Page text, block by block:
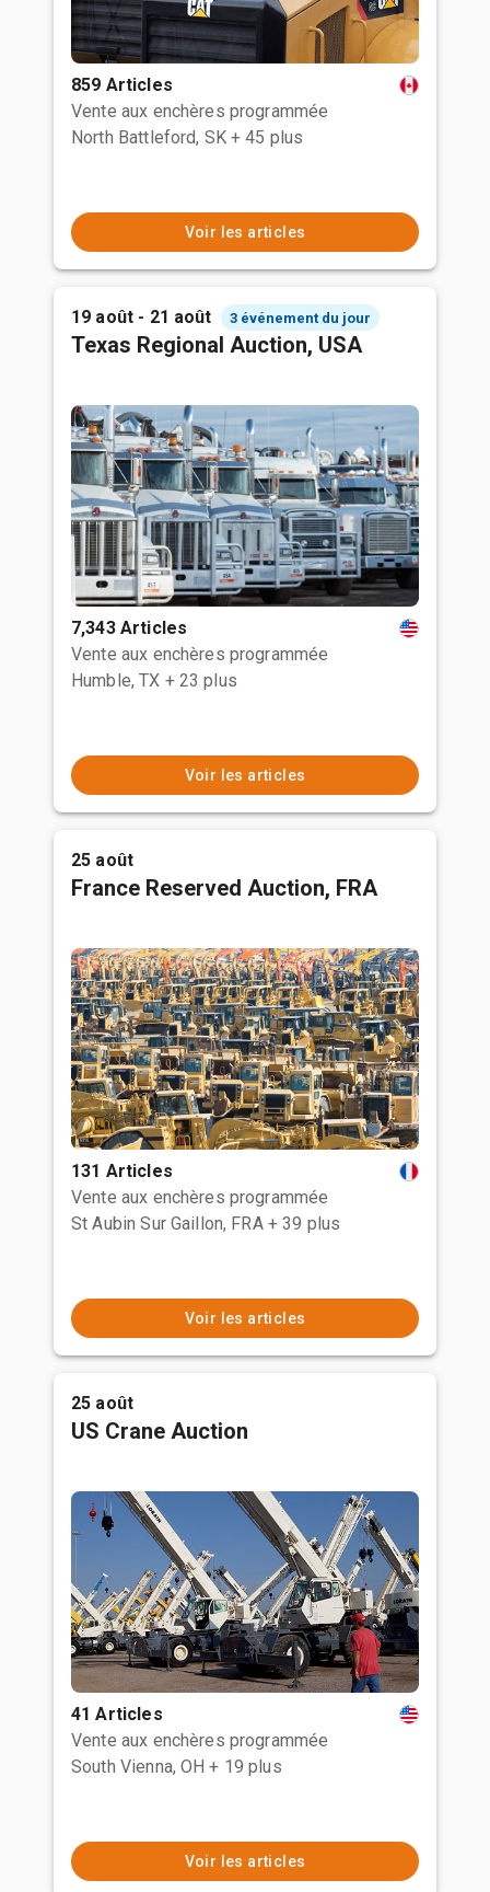
859 Articles
Vente aux enchères programmée
North Battleford, SK + 45 plus
Voir les articles
19 août - 21 août 3 événement du jour
Texas Regional Auction, USA
7,343 Articles
Vente aux enchères programmée
Humble, TX + 23 plus
Voir les articles
25 août
France Reserved Auction, FRA
131 Articles
Vente aux enchères programmée
St Aubin Sur Gaillon, FRA + 39 plus
Voir les articles
25 août
US Crane Auction
41 Articles
Vente aux enchères programmée
South Vienna, OH + 19 plus
Voir les articles